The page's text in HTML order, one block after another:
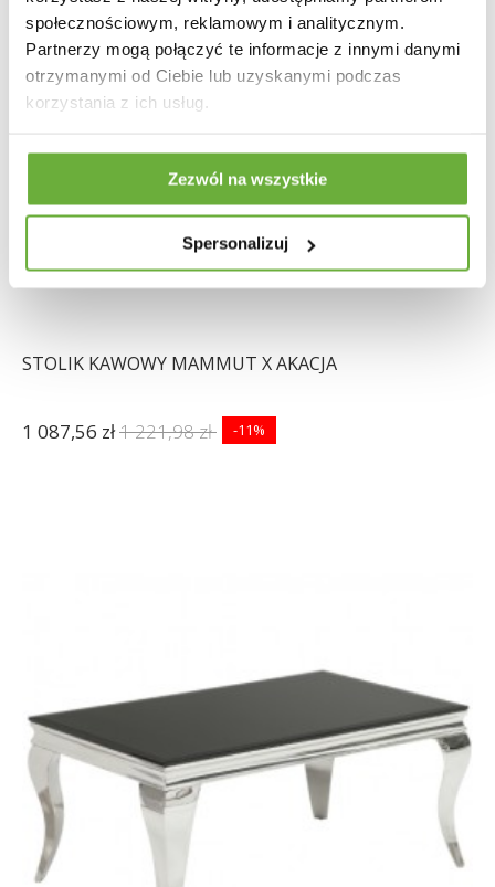
społecznościowym, reklamowym i analitycznym.
Partnerzy mogą połączyć te informacje z innymi danymi
otrzymanymi od Ciebie lub uzyskanymi podczas
korzystania z ich usług.
Zezwól na wszystkie
Spersonalizuj
STOLIK KAWOWY MAMMUT X AKACJA
1 087,56 zł1 221,98 zł -11%